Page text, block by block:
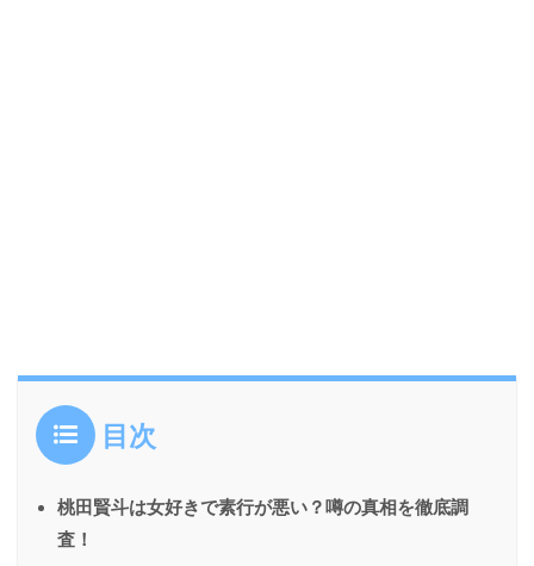
目次
桃田賢斗は女好きで素行が悪い？噂の真相を徹底調
査！